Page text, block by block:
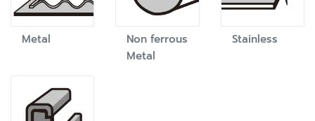
Metal
Non ferrous
Metal
Stainless